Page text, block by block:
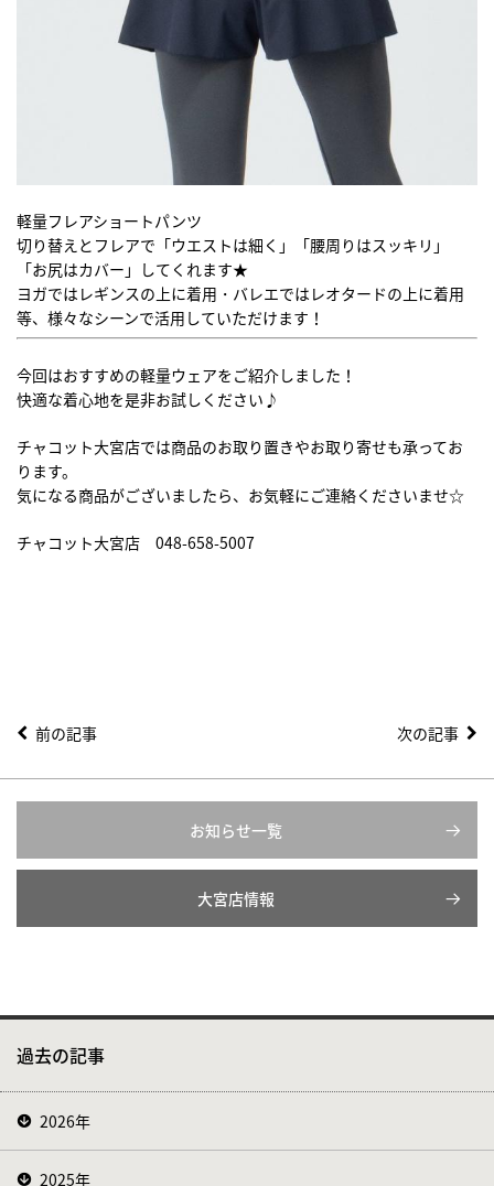
軽量フレアショートパンツ
切り替えとフレアで「ウエストは細く」「腰周りはスッキリ」
「お尻はカバー」してくれます★
ヨガではレギンスの上に着用・バレエではレオタードの上に着用
等、様々なシーンで活用していただけます！
今回はおすすめの軽量ウェアをご紹介しました！
快適な着心地を是非お試しください♪
チャコット大宮店では商品のお取り置きやお取り寄せも承ってお
ります。
気になる商品がございましたら、お気軽にご連絡くださいませ☆
チャコット大宮店 048-658-5007
前の記事 次の記事
お知らせ一覧
大宮店情報
過去の記事
2026年
2025年